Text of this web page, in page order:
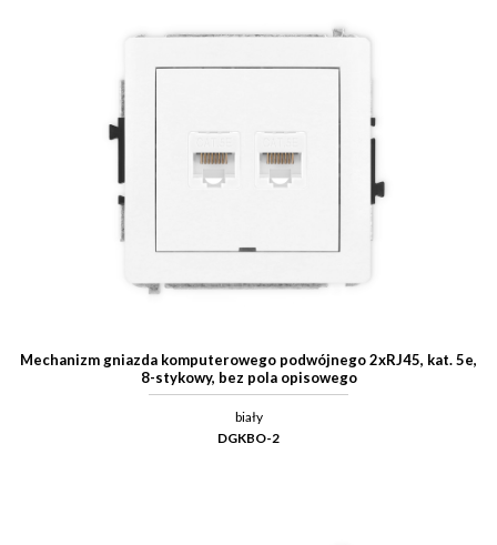
Mechanizm gniazda komputerowego podwójnego 2xRJ45, kat. 5e,
8-stykowy, bez pola opisowego
biały
DGKBO-2